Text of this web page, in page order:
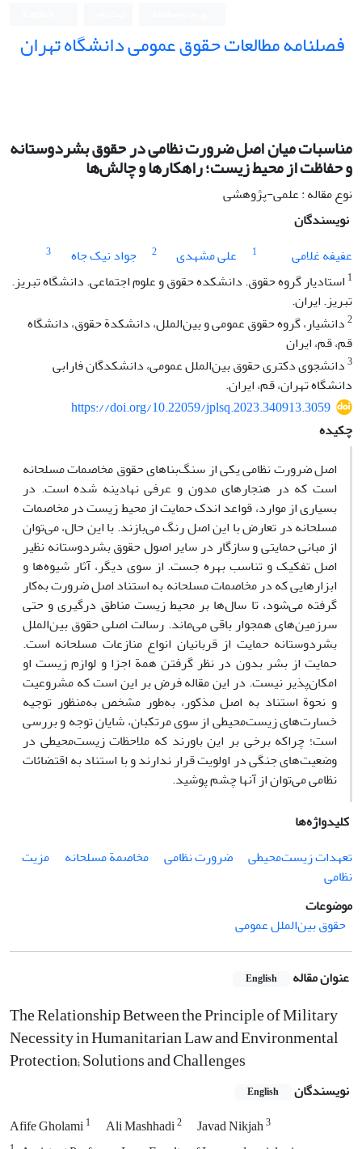
فصلنامه مطالعات حقوق عمومی دانشگاه تهران
مناسبات میان اصل ضرورت نظامی در حقوق بشردوستانه
و حفاظت از محیط زیست؛ راهکارها و چالش‌ها
نوع مقاله : علمی-پژوهشی
نویسندگان
عفیفه غلامی
1 علی مشهدی 2 جواد نیک جاه
3
1 استادیار گروه حقوق. دانشکده حقوق و علوم اجتماعی. دانشگاه تبریز.
تبریز. ایران.
2دانشیار، گروه حقوق عمومی و بین‌الملل، دانشکدة حقوق، دانشگاه
قم، قم، ایران
3دانشجوی دکتری حقوق بین‌الملل عمومی، دانشکدگان فارابی
دانشگاه تهران، قم، ایران.
https://doi.org/10.22059/jplsq.2023.340913.3059
چکیده
اصل ضرورت نظامی یکی از سنگ‌بناهای حقوق مخاصمات مسلحانه
است که در هنجارهای مدون و عرفی نهادینه شده است. در
بسیاری از موارد، قواعد اندک حمایت از محیط‌ زیست در مخاصمات
مسلحانه در تعارض با این اصل رنگ می‌بازند. با این حال، می‌توان
از مبانی حمایتی و سازگار در سایر اصول حقوق بشردوستانه نظیر
اصل تفکیک و تناسب بهره جست. از سوی دیگر، آثار شیوه‌ها و
ابزارهایی که در مخاصمات مسلحانه به استناد اصل ضرورت به‌کار
گرفته می‌شود، تا سال‌ها بر محیط‌ زیست مناطق درگیری و حتی
سرزمین‌های همجوار باقی می‌ماند. رسالت اصلی حقوق بین‌الملل
بشردوستانه حمایت از قربانیان انواع منازعات مسلحانه است.
حمایت از بشر بدون در نظر گرفتن همة اجزا و لوازم زیست او
امکان‌پذیر نیست. در این مقاله فرض بر این است که مشروعیت
و نحوة استناد به اصل مذکور، به‌طور مشخص به‌منظور توجیه
خسارت‌های زیست‌محیطی از سوی مرتکبان، شایان توجه و بررسی
است؛ چراکه برخی بر این باورند که ملاحظات زیست‌محیطی در
وضعیت‌های جنگی در اولویت قرار ندارند و با استناد به اقتضائات
نظامی می‌توان از آنها چشم پوشید.
کلیدواژه‌ها
تعهدات زیست‌محیطی
ضرورت نظامی مخاصمة مسلحانه
مزیت
نظامی
موضوعات
حقوق بین‌الملل عمومی
عنوان مقاله English
The Relationship Between the Principle of Military
Necessity in ‎Humanitarian Law and Environmental
Protection;‎ Solutions and Challenges
نویسندگان English
Afife Gholami1 Ali Mashhadi2 Javad Nikjah3